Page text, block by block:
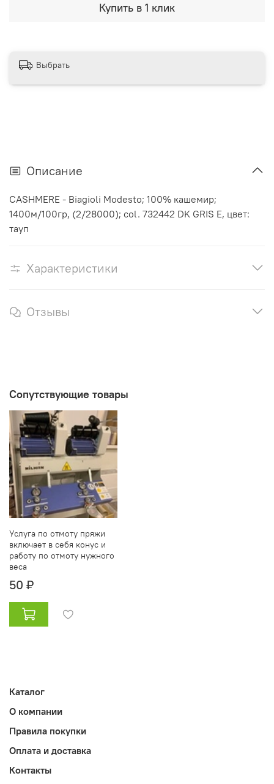
Купить в 1 клик
Выбрать
Описание
CASHMERE - Biagioli Modesto; 100% кашемир;
1400м/100гр, (2/28000); col. 732442 DK GRIS E, цвет:
тауп
Характеристики
Отзывы
Сопутствующие товары
Услуга по отмоту пряжи
включает в себя конус и
работу по отмоту нужного
веса
50 ₽
Каталог
О компании
Правила покупки
Оплата и доставка
Контакты